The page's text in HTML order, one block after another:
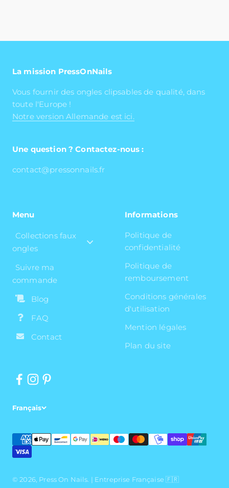
La mission PressOnNails
Vous fournir des ongles clipsables de qualité, dans
toute l'Europe !
Notre version Allemande est ici.
Une question ? Contactez-nous :
contact@pressonnails.fr
Menu
Collections faux
ongles
Suivre ma
commande
Blog
FAQ
Contact
Informations
Politique de
confidentialité
Politique de
remboursement
Conditions générales
d'utilisation
Mention légales
Plan du site
Français
© 2026, Press On Nails. | Entreprise Française 🇫🇷